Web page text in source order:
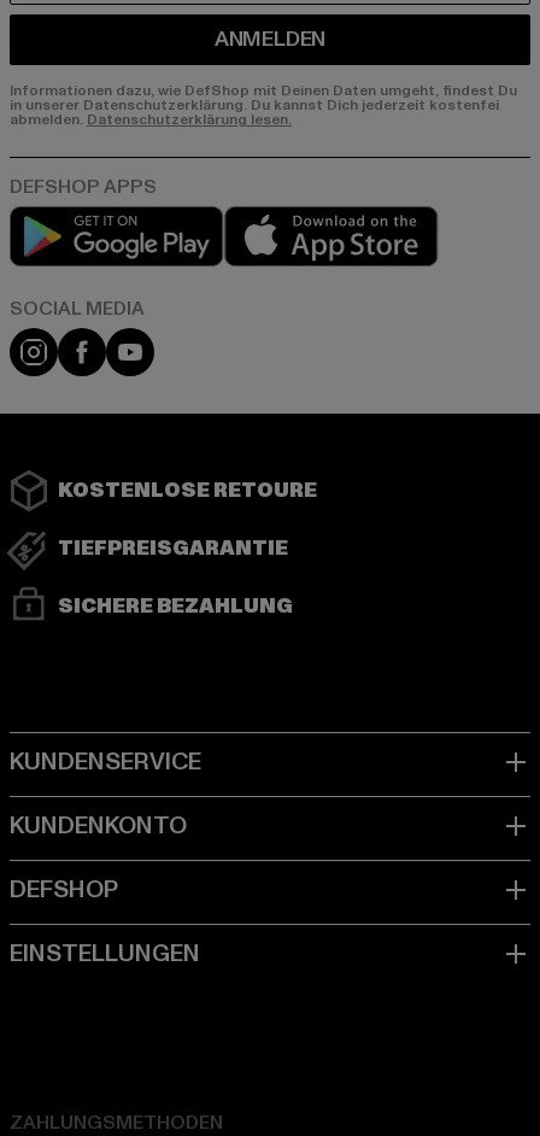
ANMELDEN
Informationen dazu, wie DefShop mit Deinen Daten umgeht, findest Du
in unserer Datenschutzerklärung. Du kannst Dich jederzeit kostenfei
abmelden. Datenschutzerklärung lesen.
Play market
Instagram
FacebookYouTube
KOSTENLOSE RETOURE
TIEFPREISGARANTIE
SICHERE BEZAHLUNG
ZAHLUNGSMETHODEN